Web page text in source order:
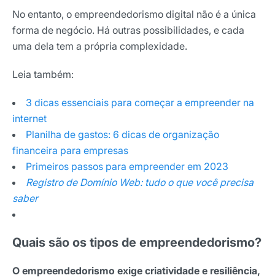
No entanto, o empreendedorismo digital não é a única
forma de negócio. Há outras possibilidades, e cada
uma dela tem a própria complexidade.
Leia também:
3 dicas essenciais para começar a empreender na
internet
Planilha de gastos: 6 dicas de organização
financeira para empresas
Primeiros passos para empreender em 2023
Registro de Domínio Web: tudo o que você precisa
saber
Quais são os tipos de empreendedorismo?
O empreendedorismo exige criatividade e resiliência,